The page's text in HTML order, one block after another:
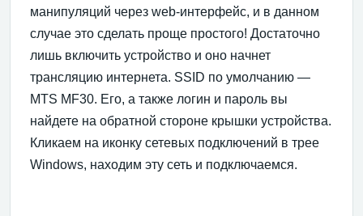
манипуляций через web-интерфейс, и в данном
случае это сделать проще простого! Достаточно
лишь включить устройство и оно начнет
трансляцию интернета. SSID по умолчанию —
MTS MF30. Его, а также логин и пароль вы
найдете на обратной стороне крышки устройства.
Кликаем на иконку сетевых подключений в трее
Windows, находим эту сеть и подключаемся.